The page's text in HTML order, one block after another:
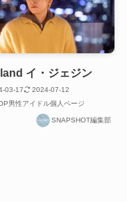
イ・ジェジン
03-17
2024-07-12
男性アイドル個人ページ
SNAPSHOT編集部